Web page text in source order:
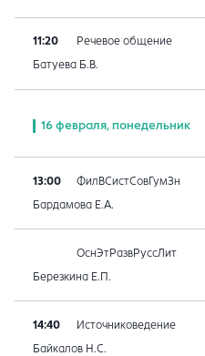
11:20 Речевое общение
Батуева Б.В.
16 февраля, понедельник
13:00 ФилВСистСовГумЗн
Бардамова Е.А.
ОснЭтРазвРуссЛит
Березкина Е.П.
14:40 Источниковедение
Байкалов Н.С.